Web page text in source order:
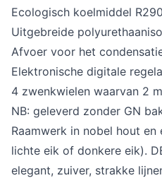
Ecologisch koelmiddel
Uitgebreide
Afvoer voor het
Elektronische digitale
4 zwenkwielen waarvan 2
NB: geleverd zonder GN
Raamwerk in nobel hout
lichte eik of donkere eik).
elegant, zuiver, strakke